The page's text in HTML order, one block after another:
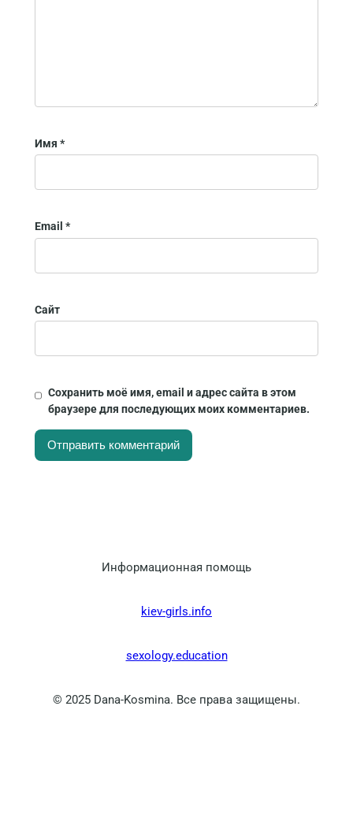
Имя *
Email *
Сайт
Сохранить моё имя, email и адрес сайта в этом
браузере для последующих моих комментариев.
Информационная помощь
kiev-girls.info
sexology.education
© 2025 Dana-Kosmina. Все права защищены.